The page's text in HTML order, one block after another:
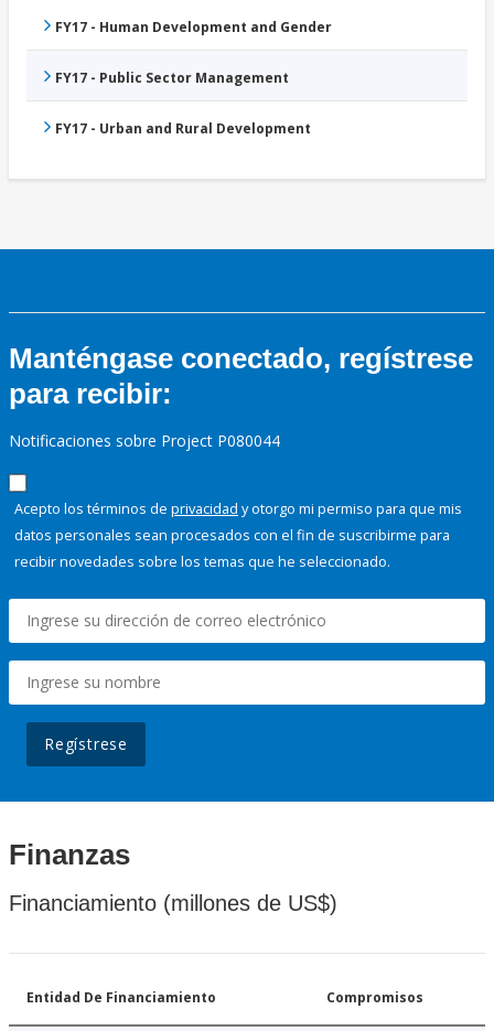
FY17 - Human Development and Gender
FY17 - Public Sector Management
FY17 - Urban and Rural Development
Manténgase conectado, regístrese
para recibir:
Notificaciones sobre Project P080044
Acepto los términos de privacidad y otorgo mi permiso para que mis
datos personales sean procesados con el fin de suscribirme para
recibir novedades sobre los temas que he seleccionado.
Regístrese
Finanzas
Financiamiento (millones de US$)
Entidad De Financiamiento Compromisos